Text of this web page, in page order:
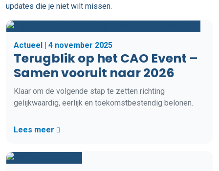
updates die je niet wilt missen.
Actueel | 4 november 2025
Terugblik op het CAO Event –
Samen vooruit naar 2026
Klaar om de volgende stap te zetten richting
gelijkwaardig, eerlijk en toekomstbestendig belonen.
Lees meer